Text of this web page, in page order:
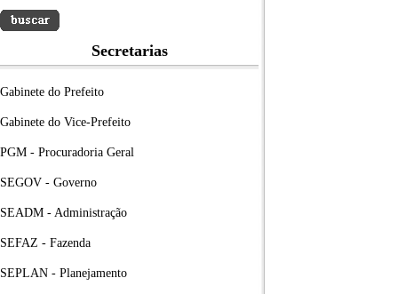
Secretarias
Gabinete do Prefeito
Gabinete do Vice-Prefeito
PGM - Procuradoria Geral
SEGOV - Governo
SEADM - Administração
SEFAZ - Fazenda
SEPLAN - Planejamento